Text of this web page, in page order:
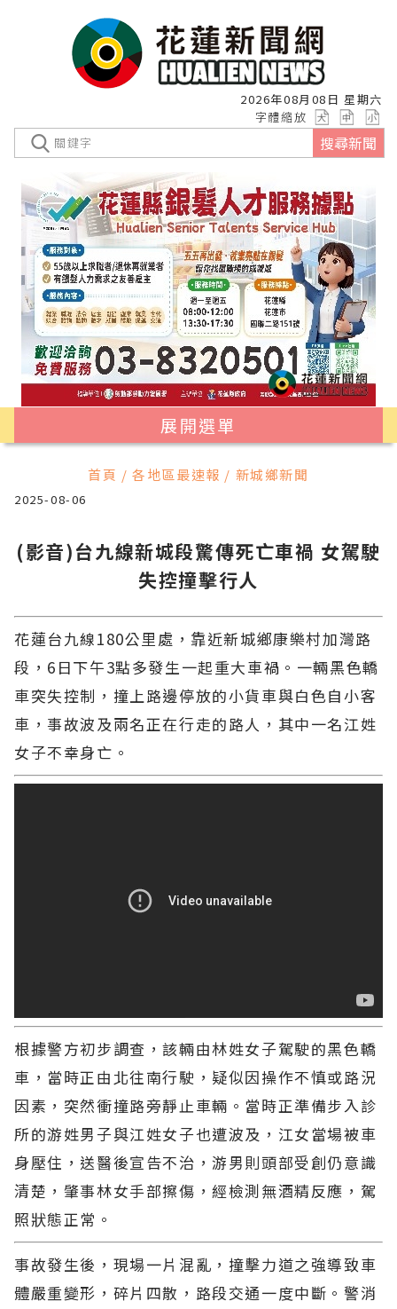
2026年08月08日 星期六
字體縮放
搜尋新聞
展開選單
首頁 / 各地區最速報 / 新城鄉新聞
2025-08-06
(影音)台九線新城段驚傳死亡車禍 女駕駛
失控撞擊行人
花蓮台九線180公里處，靠近新城鄉康樂村加灣路
段，6日下午3點多發生一起重大車禍。一輛黑色轎
車突失控制，撞上路邊停放的小貨車與白色自小客
車，事故波及兩名正在行走的路人，其中一名江姓
女子不幸身亡。
根據警方初步調查，該輛由林姓女子駕駛的黑色轎
車，當時正由北往南行駛，疑似因操作不慎或路況
因素，突然衝撞路旁靜止車輛。當時正準備步入診
所的游姓男子與江姓女子也遭波及，江女當場被車
身壓住，送醫後宣告不治，游男則頭部受創仍意識
清楚，肇事林女手部擦傷，經檢測無酒精反應，駕
照狀態正常。
事故發生後，現場一片混亂，撞擊力道之強導致車
體嚴重變形，碎片四散，路段交通一度中斷。警消